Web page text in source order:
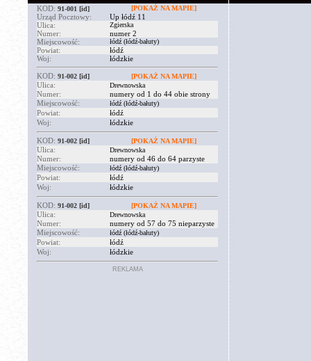
KOD: 91-001 [id] [POKAŻ NA MAPIE]
Urząd Pocztowy:
Up łódź 11
Ulica:
Zgierska
Numer:
numer 2
Miejscowość:
łódź (łódź-bałuty)
Powiat:
łódź
Woj:
łódzkie
KOD: 91-002 [id] [POKAŻ NA MAPIE]
Ulica: Drewnowska
Numer:
numery od 1 do 44 obie strony
Miejscowość:
łódź (łódź-bałuty)
Powiat:
łódź
Woj:
łódzkie
KOD: 91-002 [id] [POKAŻ NA MAPIE]
Ulica: Drewnowska
Numer:
numery od 46 do 64 parzyste
Miejscowość:
łódź (łódź-bałuty)
Powiat:
łódź
Woj:
łódzkie
KOD: 91-002 [id] [POKAŻ NA MAPIE]
Ulica: Drewnowska
Numer:
numery od 57 do 75 nieparzyste
Miejscowość:
łódź (łódź-bałuty)
Powiat:
łódź
Woj:
łódzkie
REKLAMA